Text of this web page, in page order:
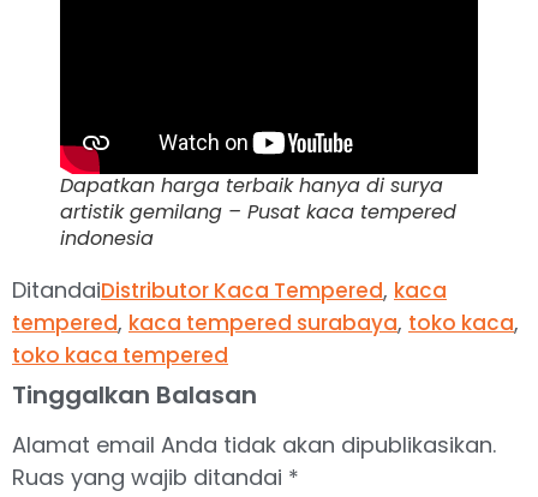
Dapatkan harga terbaik hanya di surya
artistik gemilang – Pusat kaca tempered
indonesia
DitandaiDistributor Kaca Tempered, kaca
tempered, kaca tempered surabaya, toko kaca,
toko kaca tempered
Tinggalkan Balasan
Alamat email Anda tidak akan dipublikasikan.
Ruas yang wajib ditandai *